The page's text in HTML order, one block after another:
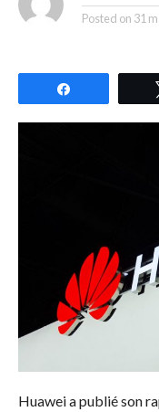
Posted on 31
Huawei a publié son